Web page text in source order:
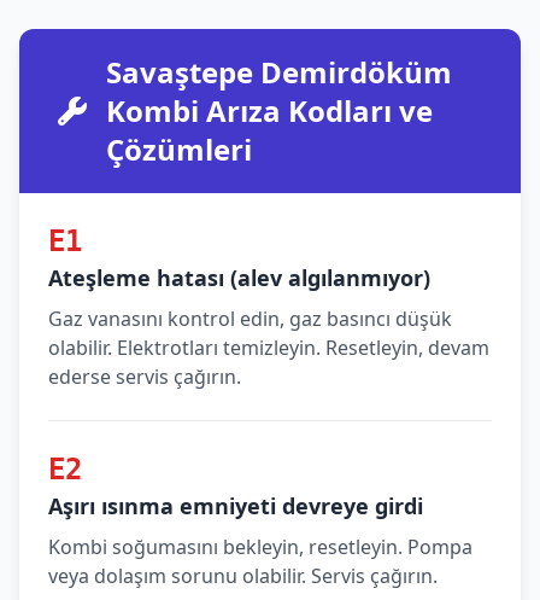
Savaştepe Demirdöküm
Kombi Arıza Kodları ve
Çözümleri
E1
Ateşleme hatası (alev algılanmıyor)
Gaz vanasını kontrol edin, gaz basıncı düşük
olabilir. Elektrotları temizleyin. Resetleyin, devam
ederse servis çağırın.
E2
Aşırı ısınma emniyeti devreye girdi
Kombi soğumasını bekleyin, resetleyin. Pompa
veya dolaşım sorunu olabilir. Servis çağırın.